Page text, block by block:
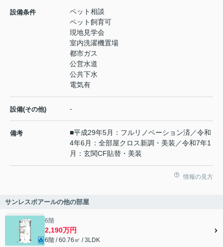
設備条件
ペット相談
ペット飼育可
現地見学会
室内洗濯機置場
都市ガス
公営水道
公共下水
電気有
設備(その他) -
備考
■平成29年5月：フルリノベーション済／令和
4年6月：全部屋クロス新調・美装／令和7年1
月：玄関CF貼替・美装
情報の見方
サンレスポアールの他の部屋
6階
2,190万円
6階 / 60.76㎡ / 3LDK